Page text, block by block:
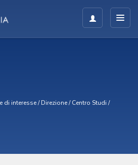
di interesse/Direzione/Centro Studi /